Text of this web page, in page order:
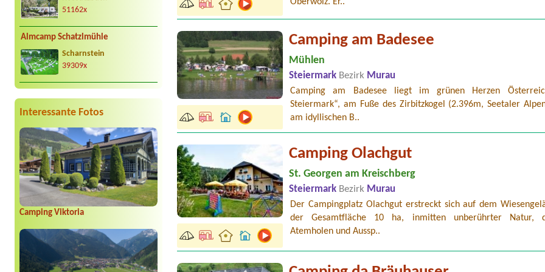
51162x
Almcamp Schatzlmühle
Scharnstein
39309x
Interessante Fotos
Camping Viktoria
Oberwölz. Er..
Camping am Badesee
Mühlen
Steiermark Bezirk Murau
Camping am Badesee liegt im grünen Herzen
Steiermark“, am Fuße des Zirbitzkogel (2.396m, Seetaler
am idyllischen B..
Camping Olachgut
St. Georgen am Kreischberg
Steiermark Bezirk Murau
Der Campingplatz Olachgut erstreckt sich auf dem
der Gesamtfläche 10 ha, inmitten unberührter Natur,
Atemholen und Aussp..